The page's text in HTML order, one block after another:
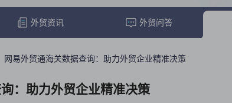
外贸资讯 外贸问答
网易外贸通海关数据查询：助力外贸企业精准决策
：助力外贸企业精准决策